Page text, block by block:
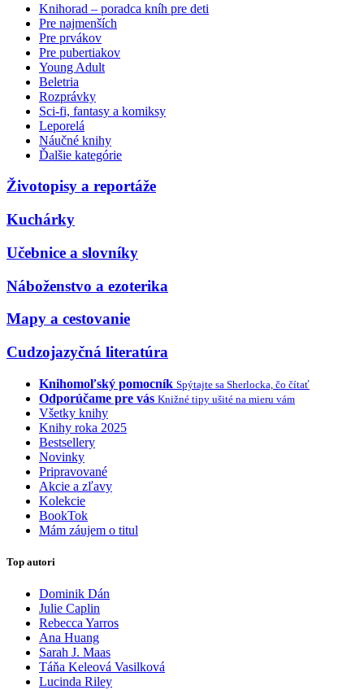
Knihorad – poradca kníh pre deti
Pre najmenších
Pre prvákov
Pre pubertiakov
Young Adult
Beletria
Rozprávky
Sci-fi, fantasy a komiksy
Leporelá
Náučné knihy
Ďalšie kategórie
Životopisy a reportáže
Kuchárky
Učebnice a slovníky
Náboženstvo a ezoterika
Mapy a cestovanie
Cudzojazyčná literatúra
Knihomoľský pomocník Spýtajte sa Sherlocka, čo čítať
Odporúčame pre vás Knižné tipy ušité na mieru vám
Všetky knihy
Knihy roka 2025
Bestsellery
Novinky
Pripravované
Akcie a zľavy
Kolekcie
BookTok
Mám záujem o titul
Top autori
Dominik Dán
Julie Caplin
Rebecca Yarros
Ana Huang
Sarah J. Maas
Táňa Keleová Vasilková
Lucinda Riley